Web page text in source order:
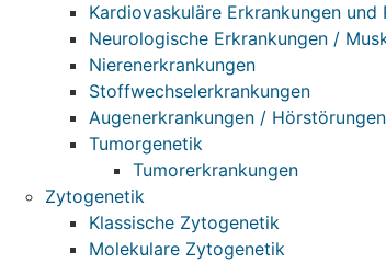
Kardiovaskuläre Erkrankungen und
Neurologische Erkrankungen /
Nierenerkrankungen
Stoffwechselerkrankungen
Augenerkrankungen / Hörstörungen
Tumorgenetik
Tumorerkrankungen
Zytogenetik
Klassische Zytogenetik
Molekulare Zytogenetik